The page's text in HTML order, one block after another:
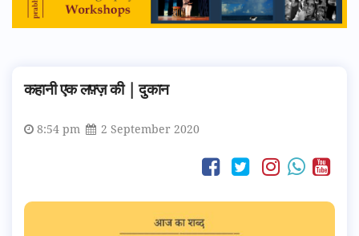
कहानी एक लफ़्ज़ की | दुकान
8:54 pm 2 September 2020